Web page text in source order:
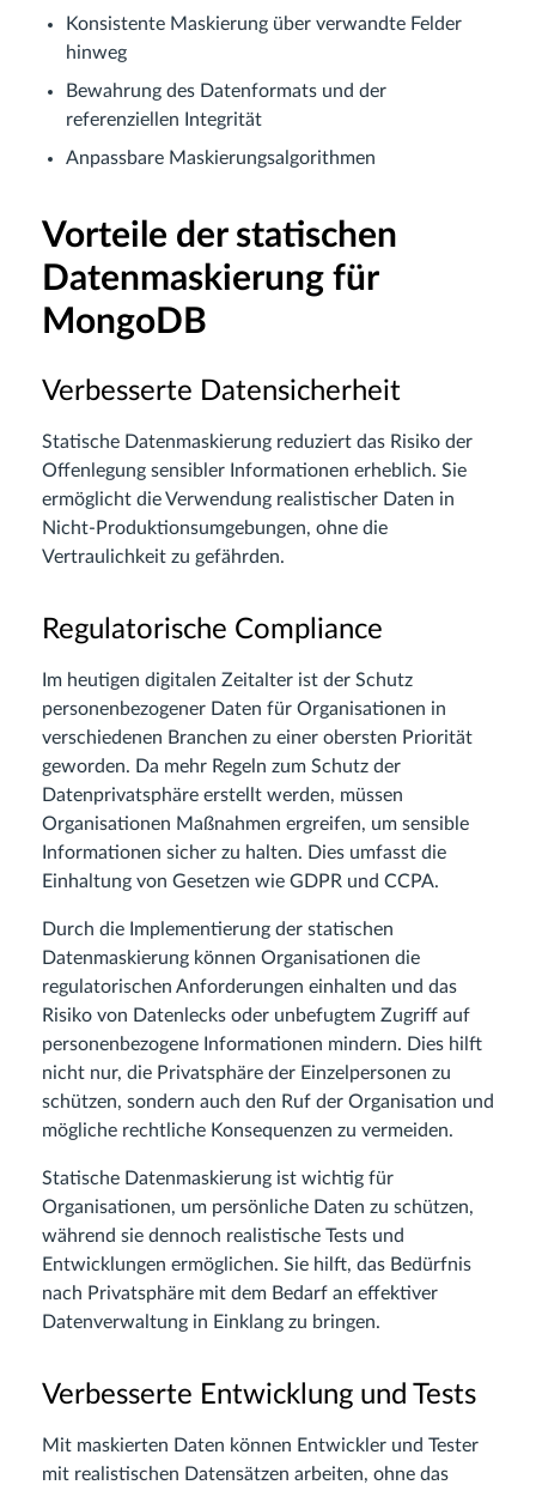
Konsistente Maskierung über verwandte Felder
hinweg
Bewahrung des Datenformats und der
referenziellen Integrität
Anpassbare Maskierungsalgorithmen
Vorteile der statischen
Datenmaskierung für
MongoDB
Verbesserte Datensicherheit
Statische Datenmaskierung reduziert das Risiko der
Offenlegung sensibler Informationen erheblich. Sie
ermöglicht die Verwendung realistischer Daten in
Nicht-Produktionsumgebungen, ohne die
Vertraulichkeit zu gefährden.
Regulatorische Compliance
Im heutigen digitalen Zeitalter ist der Schutz
personenbezogener Daten für Organisationen in
verschiedenen Branchen zu einer obersten Priorität
geworden. Da mehr Regeln zum Schutz der
Datenprivatsphäre erstellt werden, müssen
Organisationen Maßnahmen ergreifen, um sensible
Informationen sicher zu halten. Dies umfasst die
Einhaltung von Gesetzen wie GDPR und CCPA.
Durch die Implementierung der statischen
Datenmaskierung können Organisationen die
regulatorischen Anforderungen einhalten und das
Risiko von Datenlecks oder unbefugtem Zugriff auf
personenbezogene Informationen mindern. Dies hilft
nicht nur, die Privatsphäre der Einzelpersonen zu
schützen, sondern auch den Ruf der Organisation und
mögliche rechtliche Konsequenzen zu vermeiden.
Statische Datenmaskierung ist wichtig für
Organisationen, um persönliche Daten zu schützen,
während sie dennoch realistische Tests und
Entwicklungen ermöglichen. Sie hilft, das Bedürfnis
nach Privatsphäre mit dem Bedarf an effektiver
Datenverwaltung in Einklang zu bringen.
Verbesserte Entwicklung und Tests
Mit maskierten Daten können Entwickler und Tester
mit realistischen Datensätzen arbeiten, ohne das